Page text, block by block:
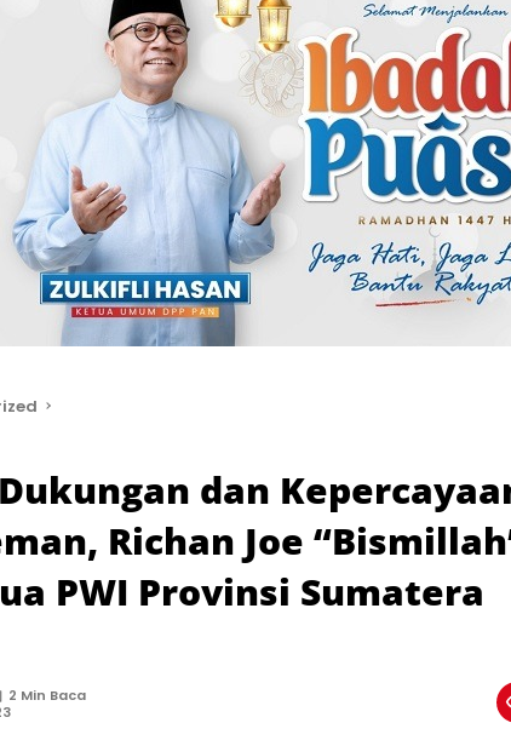
dan
Richan Joe
PWI Provinsi Sumatera
2 Min Baca